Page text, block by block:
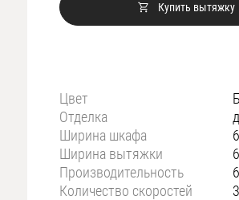
Купить вытяжку
Цвет
Отделка
Ширина шкафа
Ширина вытяжки
Производительность
Количество скоростей
3